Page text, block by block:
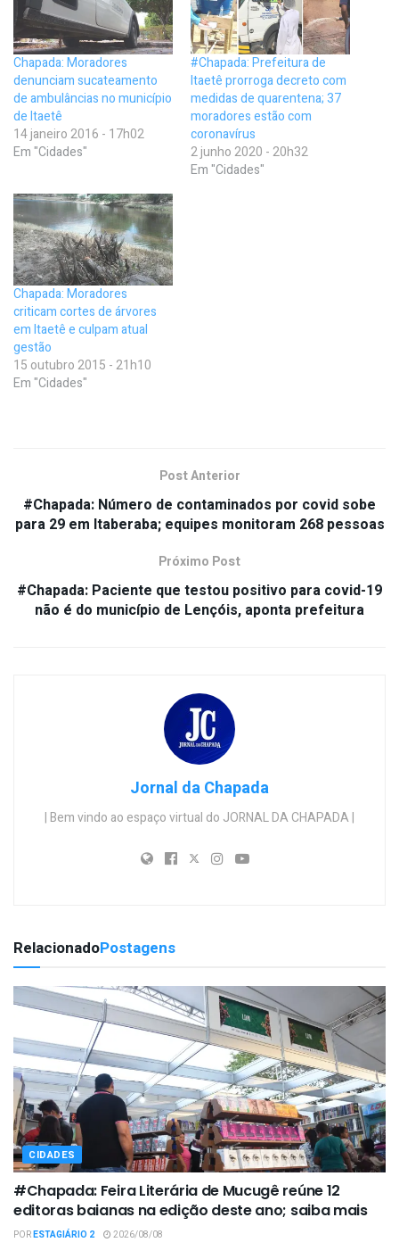
Chapada: Moradores
denunciam sucateamento
de ambulâncias no município
de Itaetê
14 janeiro 2016 - 17h02
Em "Cidades"
#Chapada: Prefeitura de
Itaetê prorroga decreto com
medidas de quarentena; 37
moradores estão com
coronavírus
2 junho 2020 - 20h32
Em "Cidades"
Chapada: Moradores
criticam cortes de árvores
em Itaetê e culpam atual
gestão
15 outubro 2015 - 21h10
Em "Cidades"
Post Anterior
#Chapada: Número de contaminados por covid sobe
para 29 em Itaberaba; equipes monitoram 268 pessoas
Próximo Post
#Chapada: Paciente que testou positivo para covid-19
não é do município de Lençóis, aponta prefeitura
Jornal da Chapada
| Bem vindo ao espaço virtual do JORNAL DA CHAPADA |
RelacionadoPostagens
CIDADES
#Chapada: Feira Literária de Mucugê reúne 12
editoras baianas na edição deste ano; saiba mais
PORESTAGIÁRIO 2 2026/08/08